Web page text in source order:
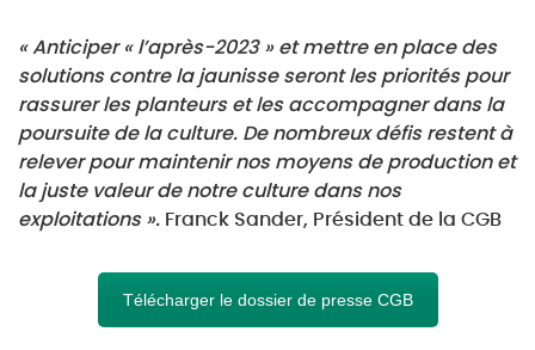
« Anticiper « l’après-2023 » et mettre en place des
solutions contre la jaunisse seront les priorités pour
rassurer les planteurs et les accompagner dans la
poursuite de la culture. De nombreux défis restent à
relever pour maintenir nos moyens de production et
la juste valeur de notre culture dans nos
exploitations ». Franck Sander, Président de la CGB
Télécharger le dossier de presse CGB